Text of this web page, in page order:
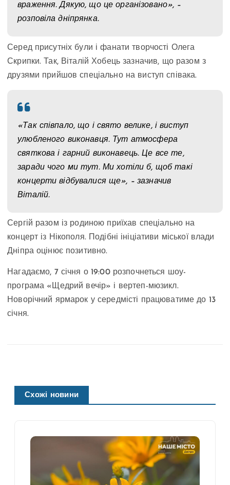
враження. Дякую, що це організовано», –
розповіла дніпрянка.
Серед присутніх були і фанати творчості Олега
Скрипки. Так, Віталій Хобець зазначив, що разом з
друзями прийшов спеціально на виступ співака.
«Так співпало, що і свято велике, і виступ
улюбленого виконавця. Тут атмосфера
святкова і гарний виконавець. Це все те,
заради чого ми тут. Ми хотіли б, щоб такі
концерти відбувалися ще», – зазначив
Віталій.
Сергій разом із родиною приїхав спеціально на
концерт із Нікополя. Подібні ініціативи міської влади
Дніпра оцінює позитивно.
Нагадаємо, 7 січня о 19:00 розпочнеться шоу-
програма «Щедрий вечір» і вертеп-мюзикл.
Новорічний ярмарок у середмісті працюватиме до 13
січня.
Схожі новини